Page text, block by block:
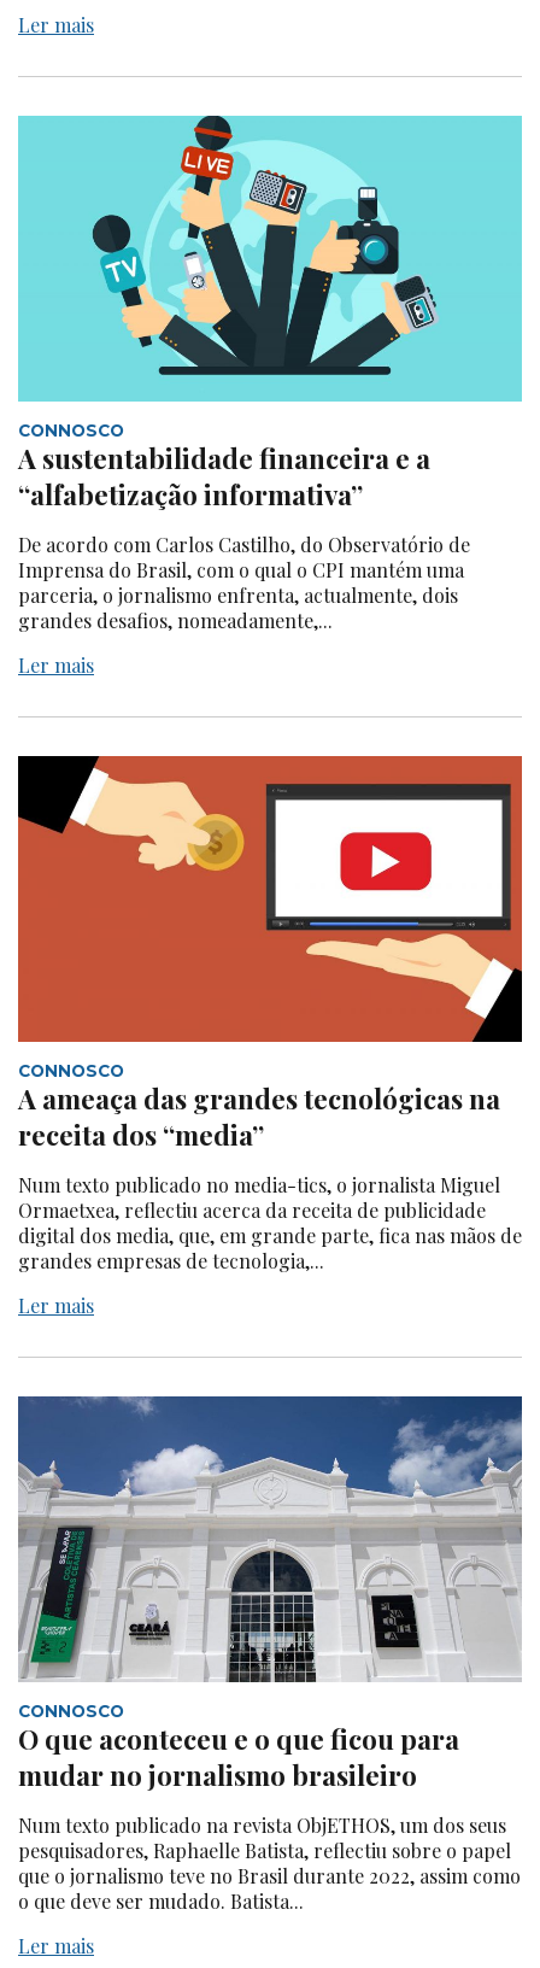
Ler mais
CONNOSCO
A sustentabilidade financeira e a
“alfabetização informativa”
De acordo com Carlos Castilho, do Observatório de
Imprensa do Brasil, com o qual o CPI mantém uma
parceria, o jornalismo enfrenta, actualmente, dois
grandes desafios, nomeadamente,...
Ler mais
CONNOSCO
A ameaça das grandes tecnológicas na
receita dos “media”
Num texto publicado no media-tics, o jornalista Miguel
Ormaetxea, reflectiu acerca da receita de publicidade
digital dos media, que, em grande parte, fica nas mãos de
grandes empresas de tecnologia,...
Ler mais
CONNOSCO
O que aconteceu e o que ficou para
mudar no jornalismo brasileiro
Num texto publicado na revista ObjETHOS, um dos seus
pesquisadores, Raphaelle Batista, reflectiu sobre o papel
que o jornalismo teve no Brasil durante 2022, assim como
o que deve ser mudado. Batista...
Ler mais